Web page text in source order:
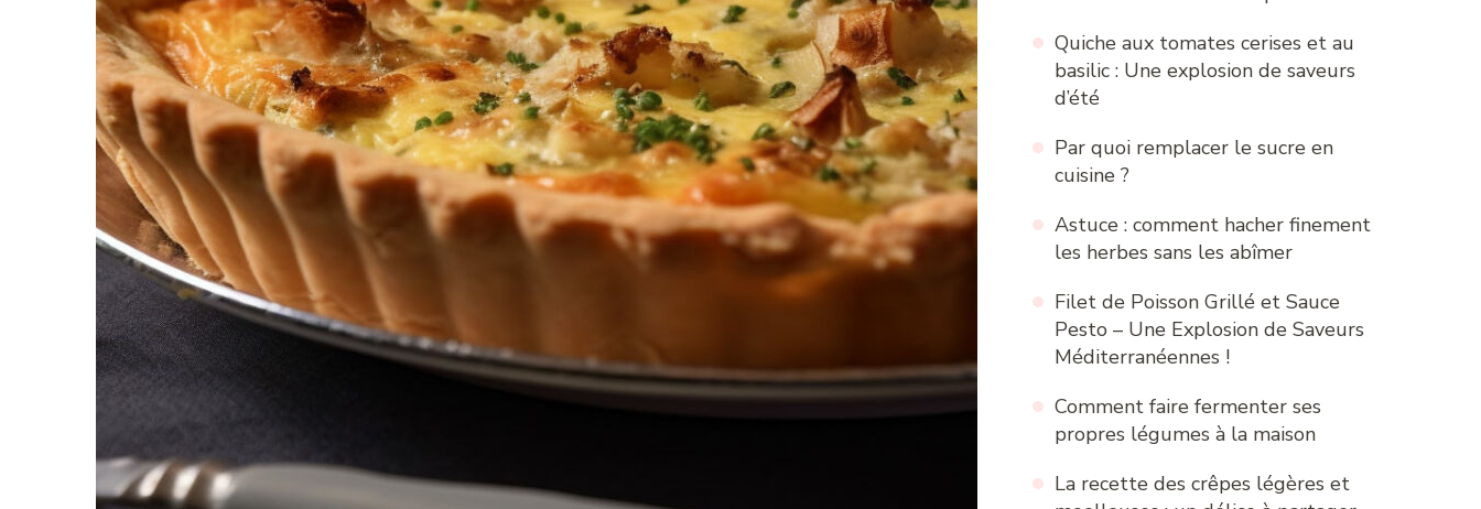
Quiche aux tomates cerises et au
basilic : Une explosion de saveurs
d’été
Par quoi remplacer le sucre en
cuisine ?
Astuce : comment hacher finement
les herbes sans les abîmer
Filet de Poisson Grillé et Sauce
Pesto – Une Explosion de Saveurs
Méditerranéennes !
Comment faire fermenter ses
propres légumes à la maison
La recette des crêpes légères et